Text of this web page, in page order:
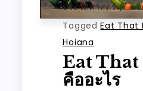
ประวัติศาสตร์
เ
TaggedEat That
Hoiana
Eat
คืออะไร